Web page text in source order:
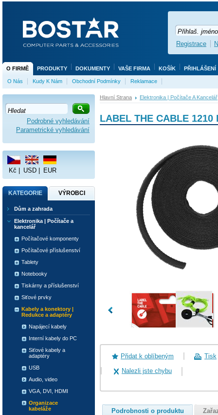
Hlavní Strana Elektronika | Počítače A Kancelář
LABEL THE CABLE
Přidat k oblíbeným
Tisk
Nalezli jste chybu
Podrobnosti o produktu
Podrobné vyhledávání
Parametrické vyhledávání
Kč USD EUR
KATEGORIE VÝROBCI
Dům a zahrada
Elektronika | Počítače a
kancelář
Počítačové komponenty
Počítačové příslušenství
Tablety
Notebooky
Tiskárny a příslušenství
Siťové prvky
Kabely a konektory |
Redukce a adaptéry
Napájecí kabely
Interní kabely do PC
Siťové kabely a
adaptéry
USB
Audio, video
VGA, DVI, HDMI
Organizace
kabeláže
O FIRMĚ PRODUKTY DOKUMENTY VAŠE FIRMA KOŠÍK PŘIHLÁŠENÍ
O Nás Kudy K Nám Obchodní Podmínky Reklamace
Registrace